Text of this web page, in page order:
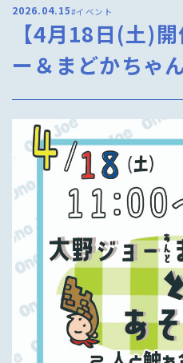
2026.04.15#イベント
【4月18日(土)
ー＆まどかちゃ